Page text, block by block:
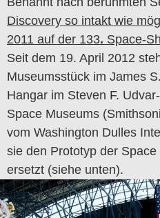
Discovery so intakt wie
2011 auf der 133. Space-
Seit dem 19. April 2012
Museumsstück im James
Hangar im Steven F.
Space Museums
vom Washington Dulles
sie den Prototyp der
ersetzt (siehe unten).